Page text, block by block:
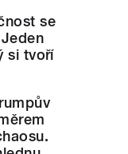
se
si tvoří